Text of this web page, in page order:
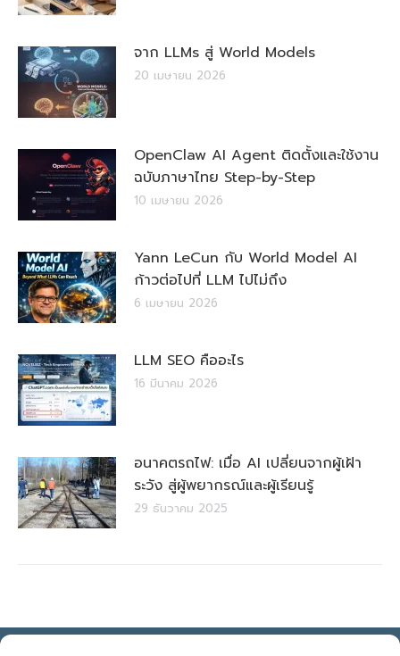
จาก LLMs สู่ World Models
20 เมษายน 2026
OpenClaw AI Agent ติดตั้งและใช้งาน
ฉบับภาษาไทย Step-by-Step
10 เมษายน 2026
Yann LeCun กับ World Model AI
ก้าวต่อไปที่ LLM ไปไม่ถึง
6 เมษายน 2026
LLM SEO คืออะไร
16 มีนาคม 2026
อนาคตรถไฟ: เมื่อ AI เปลี่ยนจากผู้เฝ้า
ระวัง สู่ผู้พยากรณ์และผู้เรียนรู้
29 ธันวาคม 2025